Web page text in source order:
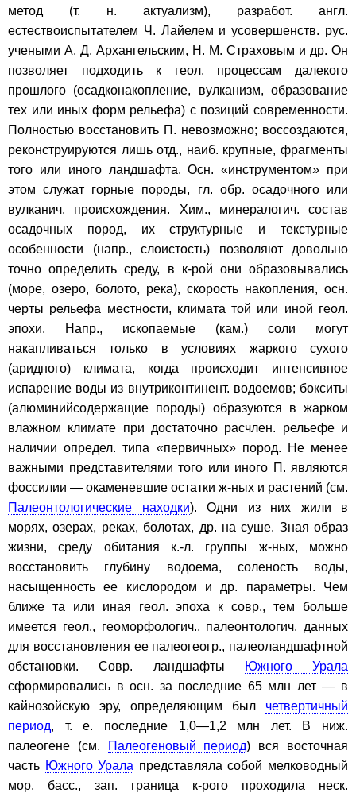
метод (т. н. актуализм), разработ. англ.
естествоиспытателем Ч. Лайелем и усовершенств. рус.
учеными А. Д. Архангельским, Н. М. Страховым и др. Он
позволяет подходить к геол. процессам далекого
прошлого (осадконакопление, вулканизм, образование
тех или иных форм рельефа) с позиций современности.
Полностью восстановить П. невозможно; воссоздаются,
реконструируются лишь отд., наиб. крупные, фрагменты
того или иного ландшафта. Осн. «инструментом» при
этом служат горные породы, гл. обр. осадочного или
вулканич. происхождения. Хим., минералогич. состав
осадочных пород, их структурные и текстурные
особенности (напр., слоистость) позволяют довольно
точно определить среду, в к-рой они образовывались
(море, озеро, болото, река), скорость накопления, осн.
черты рельефа местности, климата той или иной геол.
эпохи. Напр., ископаемые (кам.) соли могут
накапливаться только в условиях жаркого сухого
(аридного) климата, когда происходит интенсивное
испарение воды из внутриконтинент. водоемов; бокситы
(алюминийсодержащие породы) образуются в жарком
влажном климате при достаточно расчлен. рельефе и
наличии определ. типа «первичных» пород. Не менее
важными представителями того или иного П. являются
фоссилии — окаменевшие остатки ж-ных и растений (см.
Палеонтологические находки). Одни из них жили в
морях, озерах, реках, болотах, др. на суше. Зная образ
жизни, среду обитания к.-л. группы ж-ных, можно
восстановить глубину водоема, соленость воды,
насыщенность ее кислородом и др. параметры. Чем
ближе та или иная геол. эпоха к совр., тем больше
имеется геол., геоморфологич., палеонтологич. данных
для восстановления ее палеогеогр., палеоландшафтной
обстановки. Совр. ландшафты
Южного Урала
сформировались в осн. за последние 65 млн лет — в
кайнозойскую эру, определяющим был четвертичный
период, т. е. последние 1,0—1,2 млн лет. В ниж.
палеогене (см.
Палеогеновый период) вся восточная
часть Южного Урала представляла собой мелководный
мор. басс., зап. граница к-рого проходила неск.